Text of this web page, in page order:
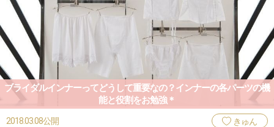
ブライダルインナーってどうして重要なの？インナーの各パーツの機
能と役割をお勉強＊
2018.03.08公開
きゅん